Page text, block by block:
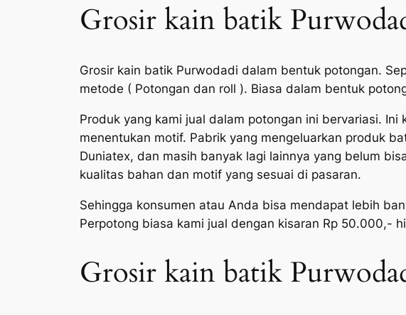
Grosir kain batik
Grosir kain batik Purwodadi dalam bentuk potongan.
metode ( Potongan dan roll ). Biasa dalam bentuk
Produk yang kami jual dalam potongan ini bervariasi.
menentukan motif. Pabrik yang mengeluarkan produk
Duniatex, dan masih banyak lagi lainnya yang belum
kualitas bahan dan motif yang sesuai di pasaran.
Sehingga konsumen atau Anda bisa mendapat lebih
Perpotong biasa kami jual dengan kisaran Rp 50.000,-
Grosir kain batik